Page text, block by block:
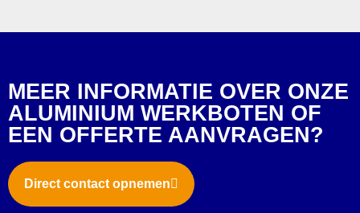
MEER INFORMATIE OVER ONZE
ALUMINIUM WERKBOTEN OF
EEN OFFERTE AANVRAGEN?
Direct contact opnemen